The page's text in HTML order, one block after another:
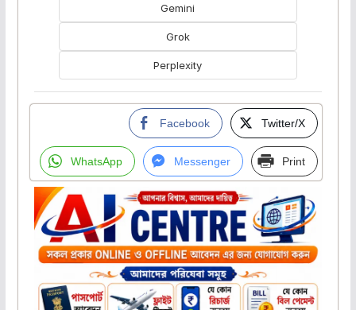
Gemini
Grok
Perplexity
Facebook Twitter/X
WhatsApp Messenger Print